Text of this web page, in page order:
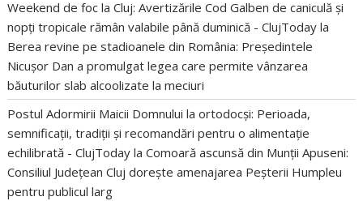
Weekend de foc la Cluj: Avertizările Cod Galben de caniculă și
nopți tropicale rămân valabile până duminică - ClujToday la
Berea revine pe stadioanele din România: Președintele
Nicușor Dan a promulgat legea care permite vânzarea
băuturilor slab alcoolizate la meciuri
Postul Adormirii Maicii Domnului la ortodocși: Perioada,
semnificații, tradiții și recomandări pentru o alimentație
echilibrată - ClujToday laComoară ascunsă din Munții Apuseni:
Consiliul Județean Cluj dorește amenajarea Peșterii Humpleu
pentru publicul larg